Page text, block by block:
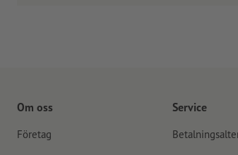
Om oss
Företag
Service